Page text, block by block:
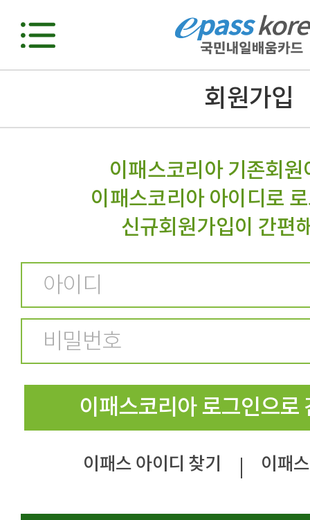
회원가입
이패스코리아 기존회
이패스코리아 아이디로
신규회원가입이 간편
이패스코리아 로그인으로
이패스 아이디 찾기 이패